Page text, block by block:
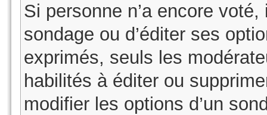
Si personne n’a encore
sondage ou d’éditer ses
exprimés, seuls les
habilités à éditer ou
modifier les options d’un